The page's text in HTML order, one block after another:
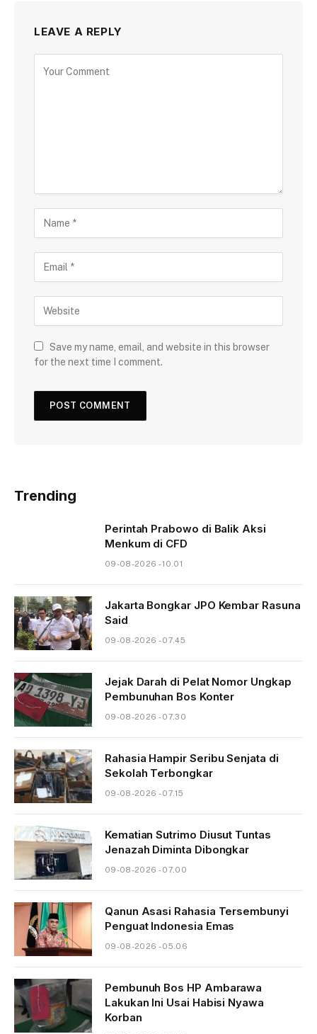
LEAVE A REPLY
Save my name, email, and website in this browser
for the next time I comment.
Trending
Perintah Prabowo di Balik Aksi
Menkum di CFD
09-08-2026 - 10.01
Jakarta Bongkar JPO Kembar Rasuna
Said
09-08-2026 - 07.45
Jejak Darah di Pelat Nomor Ungkap
Pembunuhan Bos Konter
09-08-2026 - 07.30
Rahasia Hampir Seribu Senjata di
Sekolah Terbongkar
09-08-2026 - 07.15
Kematian Sutrimo Diusut Tuntas
Jenazah Diminta Dibongkar
09-08-2026 - 07.00
Qanun Asasi Rahasia Tersembunyi
Penguat Indonesia Emas
09-08-2026 - 05.06
Pembunuh Bos HP Ambarawa
Lakukan Ini Usai Habisi Nyawa
Korban